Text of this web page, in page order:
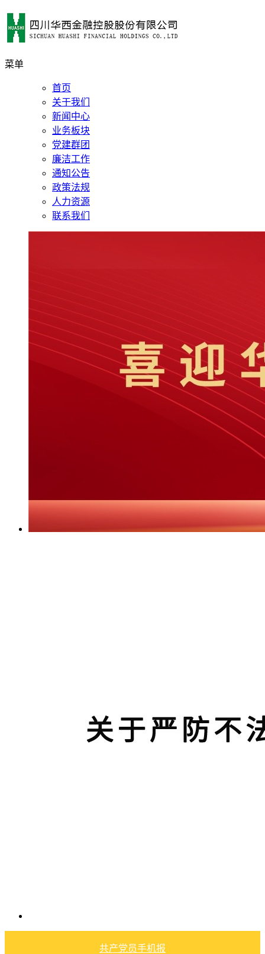
菜单
首页
关于我们
新闻中心
业务板块
党建群团
廉洁工作
通知公告
政策法规
人力资源
联系我们
共产党员手机报